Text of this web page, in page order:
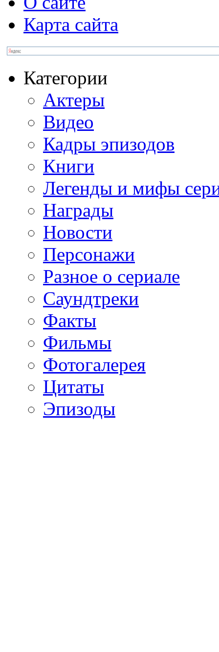
Карта сайта
Категории
Актеры
Видео
Кадры эпизодов
Книги
Легенды и мифы
Награды
Новости
Персонажи
Разное о сериале
Саундтреки
Факты
Фильмы
Фотогалерея
Цитаты
Эпизоды